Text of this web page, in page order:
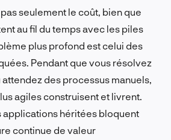
seulement le coût, bien que
au fil du temps avec les piles
plus profond est celui des
Pendant que vous résolvez
des processus manuels,
agiles construisent et livrent.
applications héritées bloquent
continue de valeur